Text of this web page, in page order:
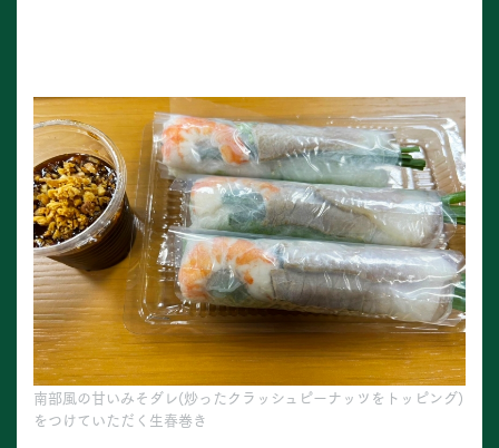
南部風の甘いみそダレ(炒ったクラッシュピーナッツをトッピング)
をつけていただく生春巻き